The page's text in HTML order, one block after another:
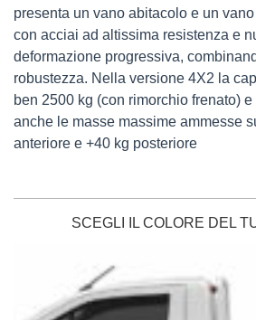
presenta un vano abitacolo e un
con acciai ad altissima resistenza e
deformazione progressiva,
robustezza. Nella versione 4X2 la
ben 2500 kg (con rimorchio frenato)
anche le masse massime ammesse
anteriore e +40 kg posteriore
SCEGLI IL COLORE DEL